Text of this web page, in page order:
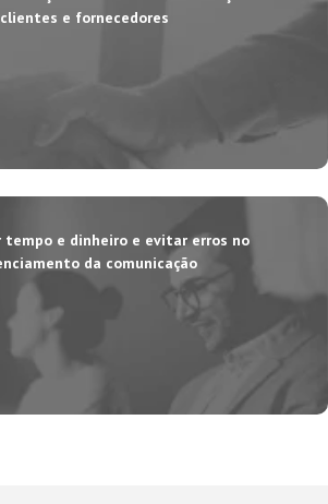
clientes e fornecedores
tempo e dinheiro e evitar erros no
da comunicação